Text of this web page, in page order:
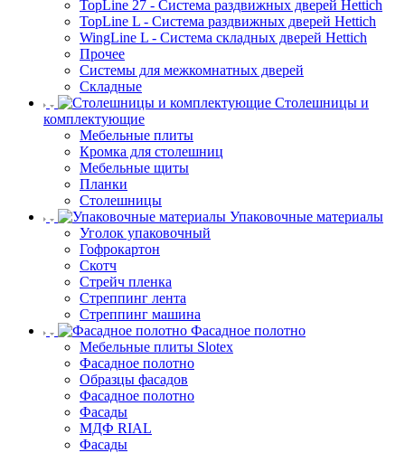
TopLine 27 - Система раздвижных дверей Hettich
TopLine L - Система раздвижных дверей Hettich
WingLine L - Система складных дверей Hettich
Прочее
Системы для межкомнатных дверей
Складные
Столешницы и
комплектующие
Мебельные плиты
Кромка для столешниц
Мебельные щиты
Планки
Столешницы
Упаковочные материалы
Уголок упаковочный
Гофрокартон
Скотч
Стрейч пленка
Стреппинг лента
Стреппинг машина
Фасадное полотно
Мебельные плиты Slotex
Фасадное полотно
Образцы фасадов
Фасадное полотно
Фасады
МДФ RIAL
Фасады